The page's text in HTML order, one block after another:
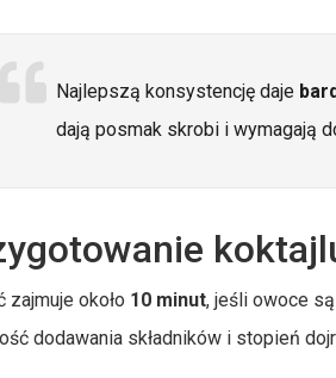
Najlepszą konsystencję daje
dają posmak skrobi i wymagają
zajmuje około 10 minut, jeśli owoce
dodawania składników i stopień